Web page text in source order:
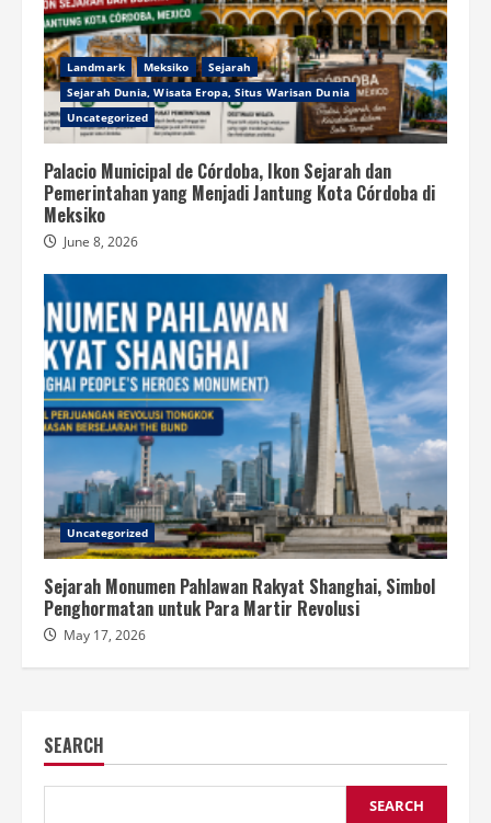
Landmark Meksiko
Sejarah
Sejarah Dunia, Wisata Eropa, Situs Warisan Dunia
Uncategorized
Palacio Municipal de Córdoba, Ikon Sejarah dan
Pemerintahan yang Menjadi Jantung Kota Córdoba di
Meksiko
June 8, 2026
Uncategorized
Sejarah Monumen Pahlawan Rakyat Shanghai, Simbol
Penghormatan untuk Para Martir Revolusi
May 17, 2026
SEARCH
SEARCH